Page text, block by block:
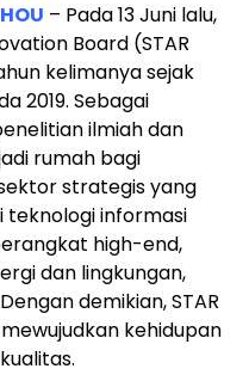
– Pada 13 Juni lalu,
Board (STAR
kelimanya sejak
2019. Sebagai
ilmiah dan
rumah bagi
strategis yang
informasi
high-end,
dan lingkungan,
demikian, STAR
kehidupan